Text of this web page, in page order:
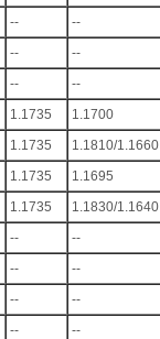
-- --
-- --
-- --
1.1735 1.1700
1.1735 1.1810/1.1660
1.1735 1.1695
1.1735 1.1830/1.1640
-- --
-- --
-- --
-- --